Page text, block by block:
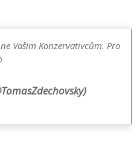
Vašim Konzervativcům. Pro